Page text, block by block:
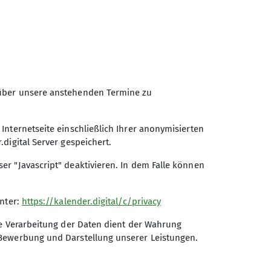
Sektion Beckum des
Deutschen Alpenvereins e.V.
Lönkerstraße 18
unsere anstehenden Termine zu
einschließlich Ihrer anonymisierten
Server gespeichert.
"Javascript" deaktivieren. In dem Falle können
https://kalender.digital/c/privacy
Verarbeitung der Daten dient der Wahrung
und Darstellung unserer Leistungen.